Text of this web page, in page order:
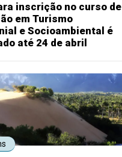
inscrição no curso de
em Turismo
e Socioambiental é
até 24 de abril